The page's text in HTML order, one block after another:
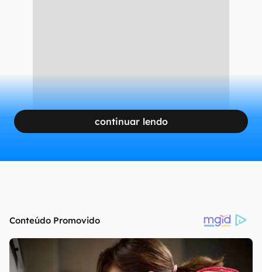
continuar lendo